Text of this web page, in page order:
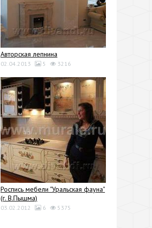
Авторская лепнина
02.04.2013 5 3216
Роспись мебели "Уральская фауна"
(г. В.Пышма)
03.02.2012 6 5375